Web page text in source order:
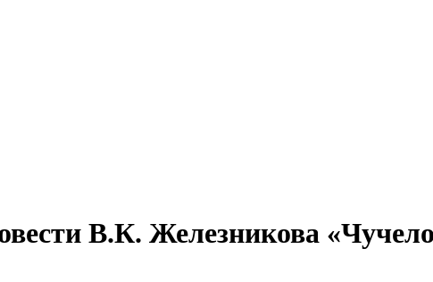
В.К. Железникова